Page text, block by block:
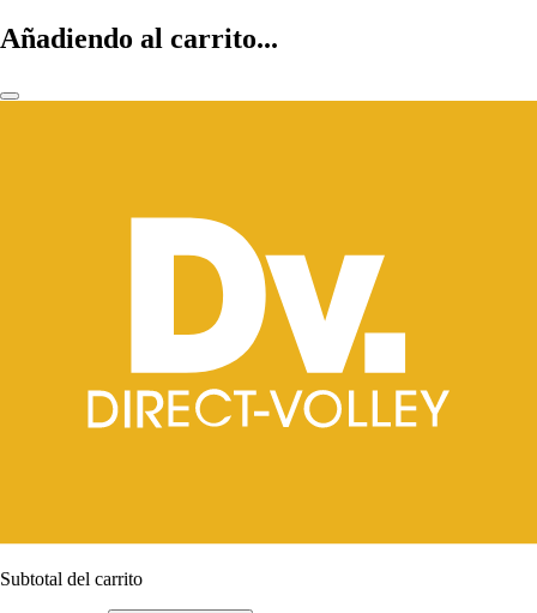
Añadiendo al carrito...
Subtotal del carrito